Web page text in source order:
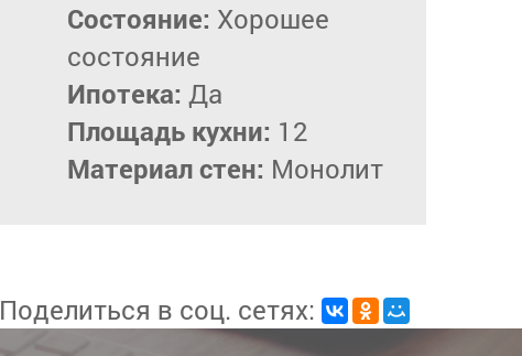
Состояние: Хорошее
состояние
Ипотека: Да
Площадь кухни: 12
Материал стен: Монолит
Поделиться в соц. сетях: